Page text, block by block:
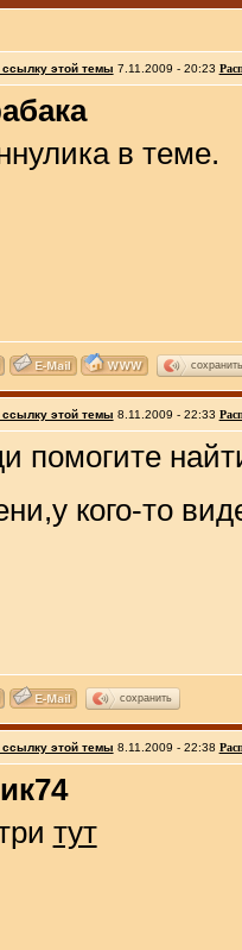
ссылку этой темы 7.11.2009 - 20:23
в теме.
сохранить
ссылку этой темы 8.11.2009 - 22:33
помогите
кого-то
сохранить
ссылку этой темы 8.11.2009 - 22:38
тут